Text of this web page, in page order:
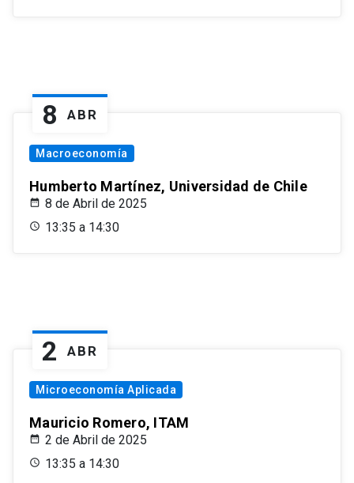
8 ABR
Macroeconomía
Humberto Martínez, Universidad de Chile
8 de Abril de 2025
13:35 a 14:30
2 ABR
Microeconomía Aplicada
Mauricio Romero, ITAM
2 de Abril de 2025
13:35 a 14:30